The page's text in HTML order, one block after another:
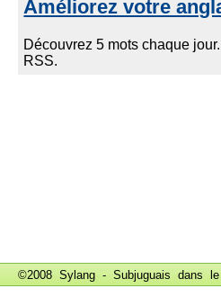
©2008 Sylang - Subjuguais dans le